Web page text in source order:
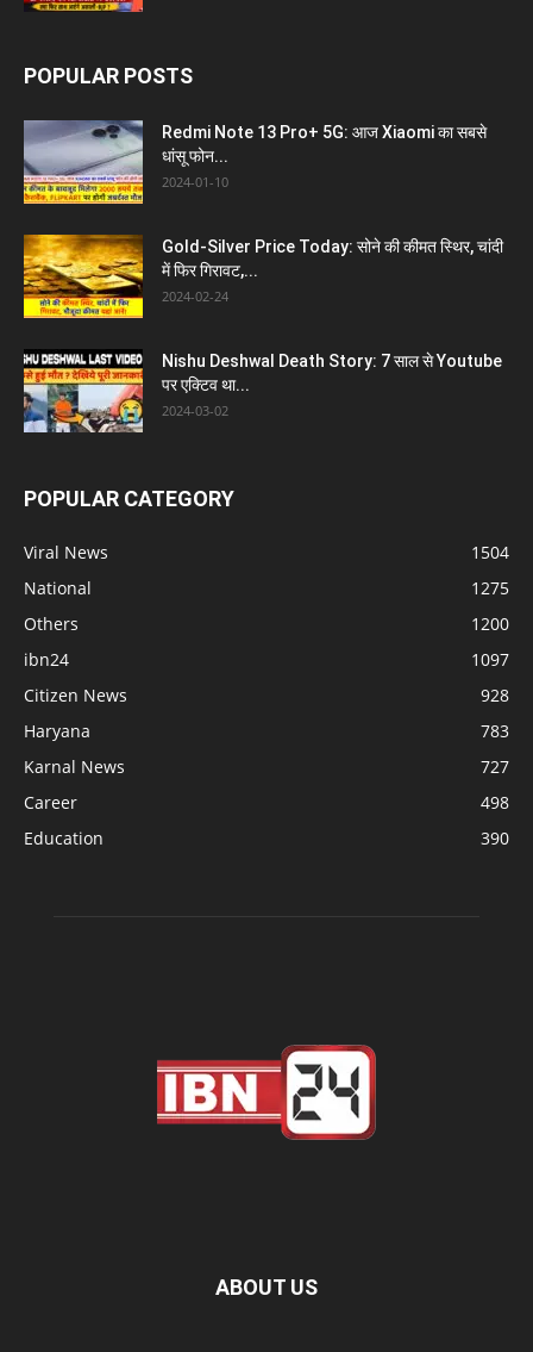
POPULAR POSTS
Redmi Note 13 Pro+ 5G: आज Xiaomi का सबसे
धांसू फोन...
2024-01-10
Gold-Silver Price Today: सोने की कीमत स्थिर, चांदी
में फिर गिरावट,...
2024-02-24
Nishu Deshwal Death Story: 7 साल से Youtube
पर एक्टिव था...
2024-03-02
POPULAR CATEGORY
Viral News
1504
National
1275
Others
1200
ibn24
1097
Citizen News
928
Haryana
783
Karnal News
727
Career
498
Education
390
ABOUT US